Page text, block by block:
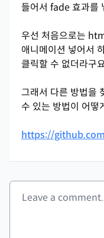
들어서 fade 효과를
우선 처음으로는
애니메이션 넣어서
클릭할 수 없더라구
그래서 다른 방법을
수 있는 방법이 어떻
https://